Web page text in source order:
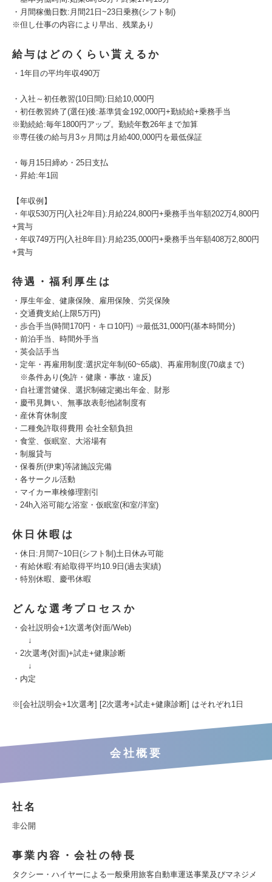
・月間稼働日数:月間21日~23日乗務(シフト制)
※但し仕事の内容により早出、残業あり
給与はどのくらい貰えるか
・1年目の平均年収490万
・入社～初任教習(10日間):日給10,000円
・初任教習終了(選任)後:基準賃金192,000円+勤続給+乗務手当
※勤続給:毎年1800円アップ。勤続年数26年まで加算
※専任後の給与月3ヶ月間は月給400,000円を最低保証
・毎月15日締め・25日支払
・昇給:年1回
【年収例】
・年収530万円(入社2年目):月給224,800円+乗務手当年額202万4,800円
+賞与
・年収749万円(入社8年目):月給235,000円+乗務手当年額408万2,800円
+賞与
待遇・福利厚生は
・厚生年金、健康保険、雇用保険、労災保険
・交通費支給(上限5万円)
・歩合手当(時間170円・キロ10円) ⇒最低31,000円(基本時間分)
・前泊手当、時間外手当
・英会話手当
・定年・再雇用制度:選択定年制(60~65歳)、再雇用制度(70歳まで)
※条件あり(免許・健康・事故・違反)
・自社運営健保、選択制確定拠出年金、財形
・慶弔見舞い、無事故表彰他諸制度有
・産休育休制度
・二種免許取得費用 会社全額負担
・食堂、仮眠室、大浴場有
・制服貸与
・保養所(伊東)等諸施設完備
・各サークル活動
・マイカー車検修理割引
・24h入浴可能な浴室・仮眠室(和室/洋室)
休日休暇は
・休日:月間7~10日(シフト制)土日休み可能
・有給休暇:有給取得平均10.9日(過去実績)
・特別休暇、慶弔休暇
どんな選考プロセスか
・会社説明会+1次選考(対面/Web)
↓
・2次選考(対面)+試走+健康診断
↓
・内定
※[会社説明会+1次選考] [2次選考+試走+健康診断] はそれぞれ1日
会社概要
社名
非公開
事業内容・会社の特長
タクシー・ハイヤーによる一般乗用旅客自動車運送事業及びマネジメ